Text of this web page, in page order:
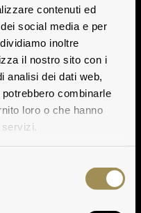
contenuti ed
social media e per
inoltre
il nostro sito con i
analisi dei dati web,
combinarle
loro o che hanno